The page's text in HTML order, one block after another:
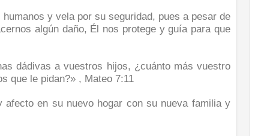
y vela por su seguridad, pues a pesar de
algún daño, Él nos protege y guía para que
dádivas a vuestros hijos, ¿cuánto más vuestro
que le pidan?» , Mateo 7:11
en su nuevo hogar con su nueva familia y